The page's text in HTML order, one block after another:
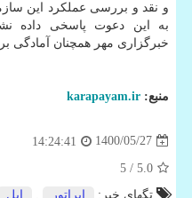
و نقد و بررسی عملکرد این
به این دعوت پاسخی داده
خبرگزاری مهر همچنان آمادگی
منبع: karapayam.ir
1400/05/27
14:24:41
5.0
/ 5
تگهای خبر:
اپراتور اپل